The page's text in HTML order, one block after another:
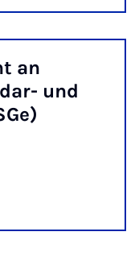
an
und